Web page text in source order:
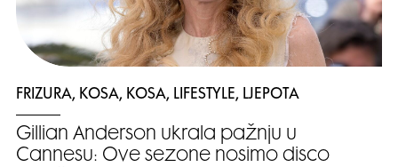
FRIZURA, KOSA, KOSA, LIFESTYLE, LJEPOTA
Gillian Anderson ukrala pažnju u
Cannesu: Ove sezone nosimo disco